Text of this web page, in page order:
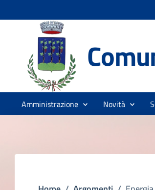
Amministrazione Novità